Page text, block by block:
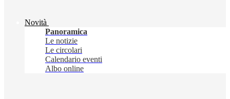
Novità
Panoramica
Le notizie
Le circolari
Calendario eventi
Albo online